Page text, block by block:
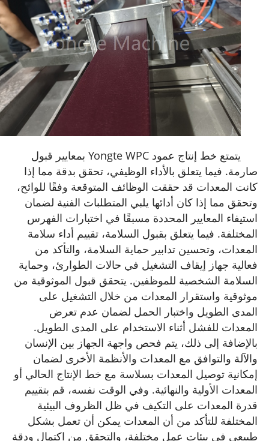
يتمتع خط إنتاج عمود Yongte WPC بمعايير قبول
صارمة. فيما يتعلق بالأداء الوظيفي، تحقق بدقة مما إذا
كانت المعدات قد حققت الوظائف المتوقعة وفقًا للوائح،
وتحقق مما إذا كان أدائها يلبي المتطلبات الفنية لضمان
استيفاء المعايير المحددة مسبقًا في اختبارات الفهرس
المختلفة. فيما يتعلق بقبول السلامة، تقييم أداء سلامة
المعدات، وتحسين تدابير حماية السلامة، والتأكد من
فعالية جهاز إيقاف التشغيل في حالات الطوارئ، وحماية
السلامة الشخصية للموظفين. يتحقق قبول الموثوقية من
موثوقية واستقرار المعدات من خلال التشغيل على
المدى الطويل واختبار الحمل لضمان عدم تعرض
المعدات للفشل أثناء الاستخدام على المدى الطويل.
بالإضافة إلى ذلك، يتم فحص واجهة الجهاز بين الإنسان
والآلة والتوافق مع المعدات والأنظمة الأخرى لضمان
إمكانية توصيل المعدات بسلاسة مع خط الإنتاج الحالي أو
المعدات الأولية والنهائية. وفي الوقت نفسه، قم بتقييم
قدرة المعدات على التكيف في ظل الظروف البيئية
المختلفة للتأكد من أن المعدات يمكن أن تعمل بشكل
طبيعي في بيئات عمل مختلفة، والتحقق من اكتمال ودقة